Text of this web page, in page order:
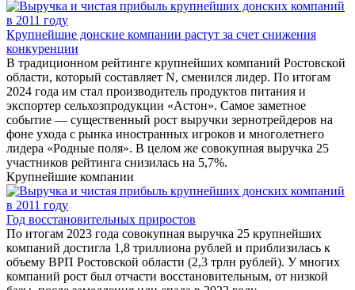
Крупнейшие донские компании растут за счет снижения
конкуренции
В традиционном рейтинге крупнейших компаний Ростовской
области, который составляет N, сменился лидер. По итогам
2024 года им стал производитель продуктов питания и
экспортер сельхозпродукции «Астон». Самое заметное
событие — существенный рост выручки зернотрейдеров на
фоне ухода с рынка иностранных игроков и многолетнего
лидера «Родные поля». В целом же совокупная выручка 25
участников рейтинга снизилась на 5,7%.
Крупнейшие компании
Год восстановительных приростов
По итогам 2023 года совокупная выручка 25 крупнейших
компаний достигла 1,8 триллиона рублей и приблизилась к
объему ВРП Ростовской области (2,3 трлн рублей). У многих
компаний рост был отчасти восстановительным, от низкой